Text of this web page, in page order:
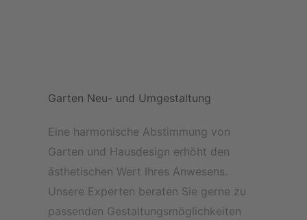
Garten Neu- und Umgestaltung
Eine harmonische Abstimmung von
Garten und Hausdesign erhöht den
ästhetischen Wert Ihres Anwesens.
Unsere Experten beraten Sie gerne zu
passenden Gestaltungsmöglichkeiten